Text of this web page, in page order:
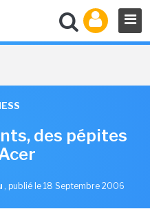
des pépites
, publié le 18 Septembre 2006